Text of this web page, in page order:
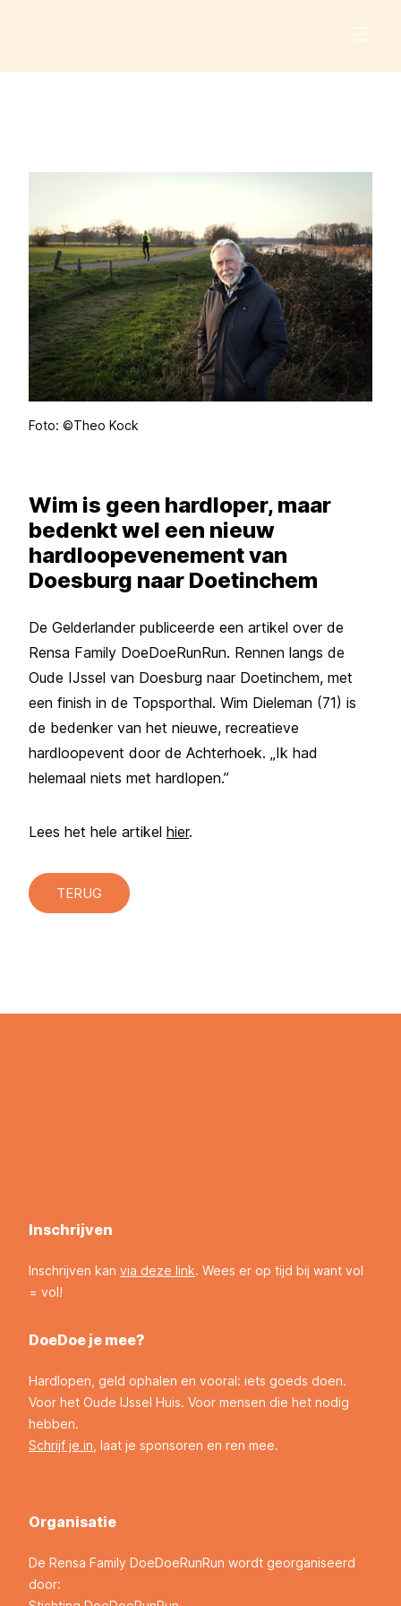
Foto: ©Theo Kock
Wim is geen hardloper, maar
bedenkt wel een nieuw
hardloopevenement van
Doesburg naar Doetinchem
De Gelderlander publiceerde een artikel over de
Rensa Family DoeDoeRunRun. Rennen langs de
Oude IJssel van Doesburg naar Doetinchem, met
een finish in de Topsporthal. Wim Dieleman (71) is
de bedenker van het nieuwe, recreatieve
hardloopevent door de Achterhoek. „Ik had
helemaal niets met hardlopen.”
Lees het hele artikel hier.
TERUG
Inschrijven
Inschrijven kan via deze link. Wees er op tijd bij want vol
= vol!
DoeDoe je mee?
Hardlopen, geld ophalen en vooral: iets goeds doen.
Voor het Oude IJssel Huis. Voor mensen die het nodig
hebben.
Schrijf je in , laat je sponsoren en ren mee.
Organisatie
De Rensa Family DoeDoeRunRun wordt georganiseerd
door: